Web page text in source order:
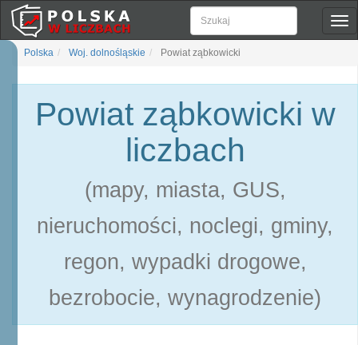
Polska Woj. dolnośląskie Powiat ząbkowicki
Powiat ząbkowicki w
liczbach
(mapy, miasta, GUS,
nieruchomości, noclegi, gminy,
regon, wypadki drogowe,
bezrobocie, wynagrodzenie)